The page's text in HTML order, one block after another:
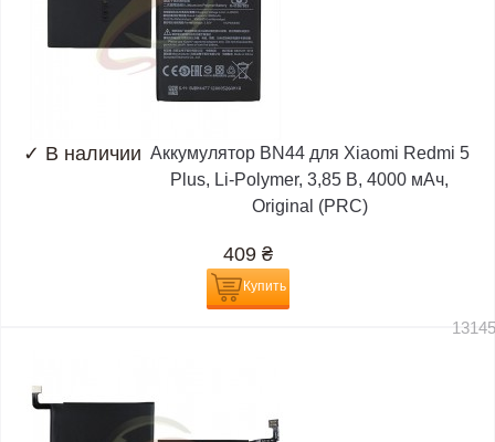
✓ В наличии Аккумулятор BN44 для Xiaomi Redmi 5
Plus, Li-Polymer, 3,85 B, 4000 мАч,
Original (PRC)
409 ₴
Купить